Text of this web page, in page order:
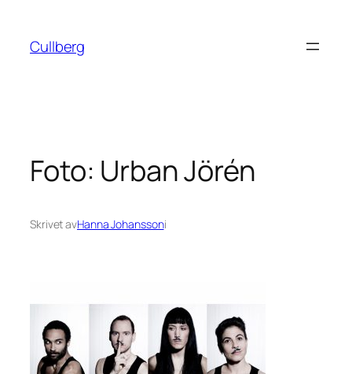
innehåll
Cullberg
Foto: Urban Jörén
Skrivet avHanna Johanssoni